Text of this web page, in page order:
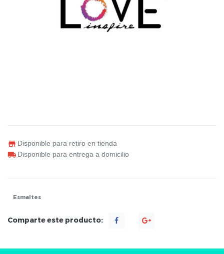
Disponible para retiro en tienda
Disponible para entrega a domicilio
Esmaltes
Comparte este producto: